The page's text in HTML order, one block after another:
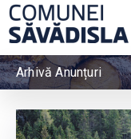
Arhivă Anunțuri